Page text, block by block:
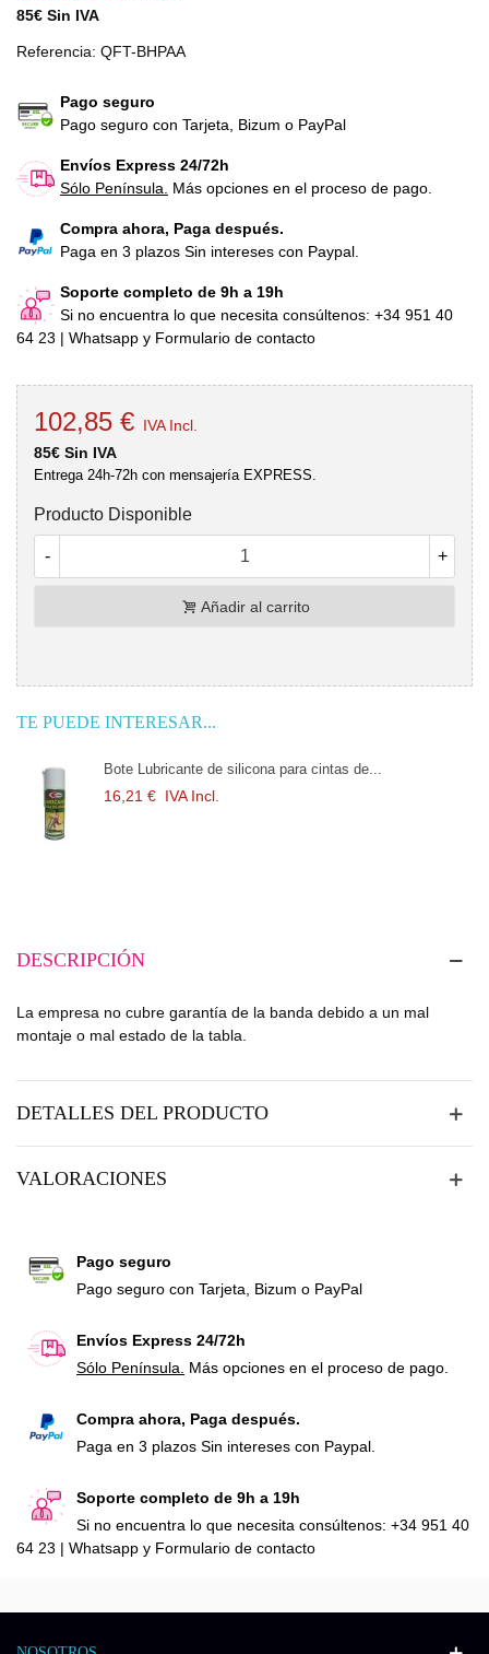
85€ Sin IVA
Referencia: QFT-BHPAA
Pago seguro
Pago seguro con Tarjeta, Bizum o PayPal
Envíos Express 24/72h
Sólo Península.
Más opciones en el proceso de pago.
Compra ahora, Paga después.
Paga en 3 plazos Sin intereses con Paypal.
Soporte completo de 9h a 19h
Si no encuentra lo que necesita consúltenos: +34 951 40
64 23 | Whatsapp y Formulario de contacto
102,85 € IVA Incl.
85€ Sin IVA
Entrega 24h-72h con mensajería EXPRESS.
Producto Disponible
- +
Añadir al carrito
TE PUEDE INTERESAR...
Bote Lubricante de silicona para cintas de...
16,21 € IVA Incl.
DESCRIPCIÓN
La empresa no cubre garantía de la banda debido a un mal
montaje o mal estado de la tabla.
DETALLES DEL PRODUCTO
VALORACIONES
Pago seguro
Pago seguro con Tarjeta, Bizum o PayPal
Envíos Express 24/72h
Sólo Península. Más opciones en el proceso de pago.
Compra ahora, Paga después.
Paga en 3 plazos Sin intereses con Paypal.
Soporte completo de 9h a 19h
Si no encuentra lo que necesita consúltenos: +34 951 40
64 23 | Whatsapp y Formulario de contacto